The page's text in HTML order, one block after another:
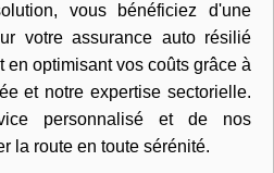
vous bénéficiez d'une
votre assurance auto résilié
en optimisant vos coûts grâce à
et notre expertise sectorielle.
personnalisé et de nos
la route en toute sérénité.